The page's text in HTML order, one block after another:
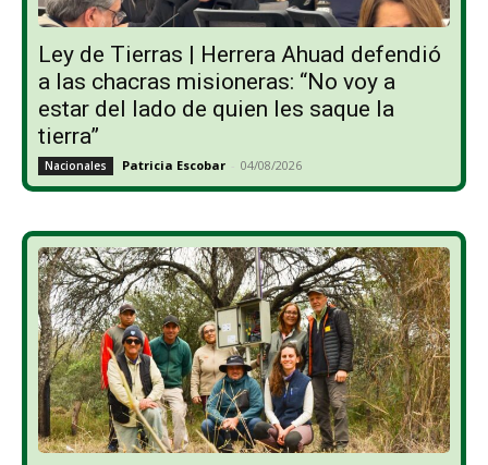
Ley de Tierras | Herrera Ahuad defendió
a las chacras misioneras: “No voy a
estar del lado de quien les saque la
tierra”
Nacionales Patricia Escobar - 04/08/2026